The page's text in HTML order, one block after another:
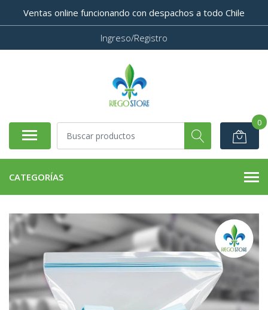
Ventas online funcionando con despachos a todo Chile
Ingreso/Registro
0
CATEGORÍAS